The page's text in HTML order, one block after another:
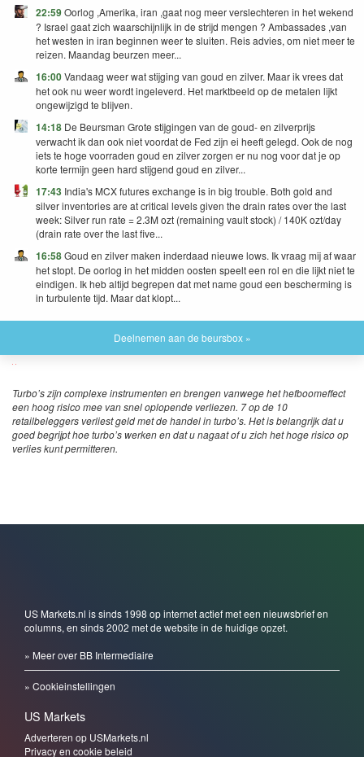
22:59Oorlog ,Amerika, iran ,gaat nog meer verslechteren in het wekend
? Israel gaat zich waarschijnlijk in de strijd mengen ? Ambassades ,van
het westen in iran beginnen weer te sluiten. Reis advies, om niet meer te
reizen. Maandag beurzen meer...
16:00Vandaag weer wat stijging van goud en zilver. Maar ik vrees dat
het ook nu weer wordt ingeleverd. Het marktbeeld op de metalen lijkt
ongewijzigd te blijven.
14:18 De Beursman Grote stijgingen van de goud- en zilverprijs
verwacht ik dan ook niet voordat de Fed zijn ei heeft gelegd. Ook de nog
iets te hoge voorraden goud en zilver zorgen er nu nog voor dat je op
korte termijn geen hard stijgend goud en zilver...
17:43 India's MCX futures exchange is in big trouble. Both gold and
silver inventories are at critical levels given the drain rates over the last
week: Silver run rate = 2.3M ozt (remaining vault stock) / 140K ozt/day
(drain rate over the last five...
16:58Goud en zilver maken inderdaad nieuwe lows. Ik vraag mij af waar
het stopt. De oorlog in het midden oosten speelt een rol en die lijkt niet te
eindigen. Ik heb altijd begrepen dat met name goud een bescherming is
in turbulente tijd. Maar dat klopt...
Deelnemen aan de beursbox »
Turbo’s zijn complexe instrumenten en brengen vanwege het hefboomeffect
een hoog risico mee van snel oplopende verliezen. 7 op de 10
retailbeleggers verliest geld met de handel in turbo’s. Het is belangrijk dat u
goed begrijpt hoe turbo’s werken en dat u nagaat of u zich het hoge risico op
verlies kunt permitteren.
US Markets.nl is sinds 1998 op internet actief met een nieuwsbrief en
columns, en sinds 2002 met de website in de huidige opzet.
» Meer over BB Intermediaire
» Cookieinstellingen
US Markets
Adverteren op USMarkets.nl
Privacy en cookie beleid